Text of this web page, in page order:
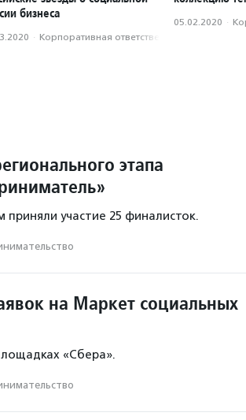
бизнеса
· Корпоративная ответственность
05.02.2020 ·
этапа
участие 25 финалисток.
на Маркет социальных
«Сбера».